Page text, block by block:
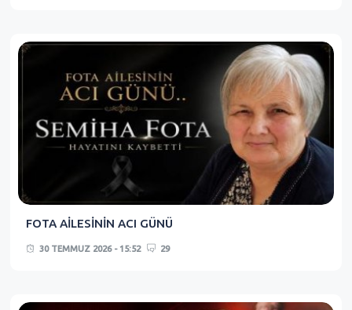
FOTA AİLESİNİN ACI GÜNÜ
30 TEMMUZ 2026 - 15:52 29